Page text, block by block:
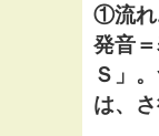
①流れ
発音
Ｓ」
は、